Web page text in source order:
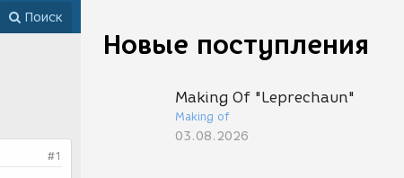
Новые поступления
Making Of "Leprechaun"
Making of
03.08.2026
Поиск
#1